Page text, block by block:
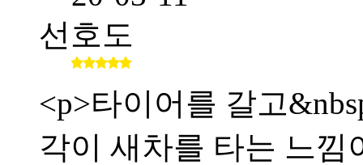
선호도
<p>타이어를 갈고
각이 새차를 타는 느낌